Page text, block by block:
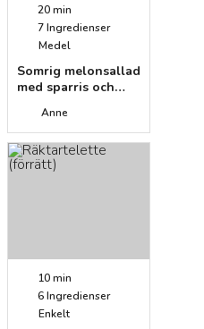
20 min
7Ingredienser
Medel
Somrig melonsallad
med sparris och
Anne
10 min
6Ingredienser
Enkelt